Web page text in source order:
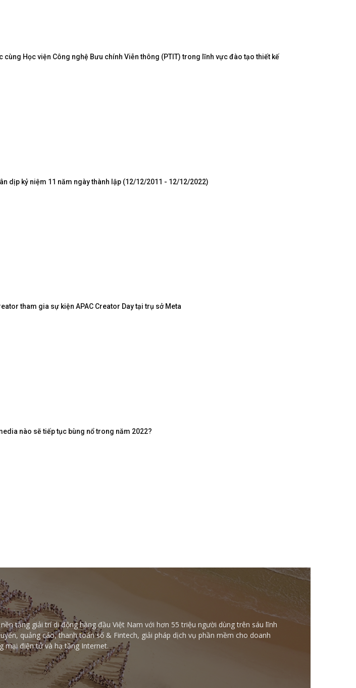
cùng Học viện Công nghệ Bưu chính Viễn thông (PTIT) trong lĩnh vực đào tạo thiết kế
dịp kỷ niệm 11 năm ngày thành lập (12/12/2011 - 12/12/2022)
tham gia sự kiện APAC Creator Day tại trụ sở Meta
nào sẽ tiếp tục bùng nổ trong năm 2022?
tảng giải trí di động hàng đầu Việt Nam với hơn 55 triệu người dùng trên sáu lĩnh
quảng cáo, thanh toán số & Fintech, giải pháp dịch vụ phần mềm cho doanh
mại điện tử và hạ tầng Internet.